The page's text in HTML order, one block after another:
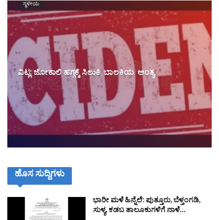
ಸ್ಥಳೀಯ
ವಿಟ್ಲ: ಜೋಕಾಲಿ ಹಗ್ಗಕ್ಕೆ ಸಿಲುಕಿ ಬಾಲಕಿಯ ಅಂತ್ಯ
ಹೊಸ ಸುದ್ದಿಗಳು
ಭಾರೀ ಮಳೆ ಹಿನ್ನೆಲೆ: ಪುತ್ತೂರು, ಬೆಳ್ತಂಗಡಿ,
ಸುಳ್ಯ, ಕಡಬ ತಾಲೂಕುಗಳಿಗೆ ನಾಳೆ…